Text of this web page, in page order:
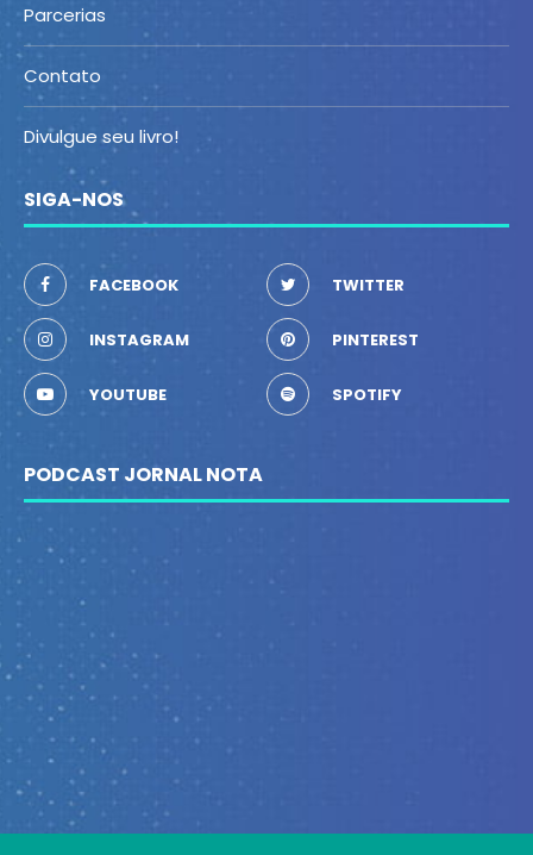
Parcerias
Contato
Divulgue seu livro!
SIGA-NOS
FACEBOOK TWITTER
INSTAGRAM PINTEREST
YOUTUBE SPOTIFY
PODCAST JORNAL NOTA